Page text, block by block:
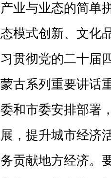
业与业态的简单
模式创新、文化
贯彻党的二十届
古系列重要讲话
和市委安排部署
，提升城市经济
贡献地方经济。